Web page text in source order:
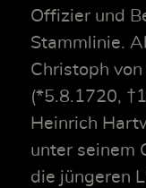
Offizier und
Stammlinie.
Christoph
(*5.8.1720,
Heinrich
unter seinem
die jüngeren